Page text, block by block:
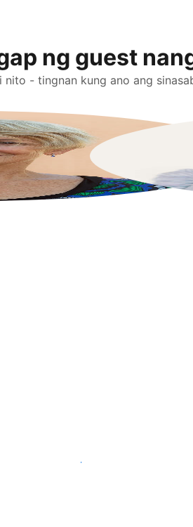
ng guest
nito - tingnan kung ano ang
Ilista ang property mo